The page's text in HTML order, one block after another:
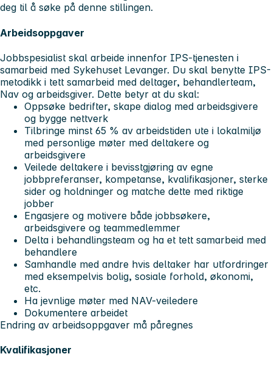
deg til å søke på denne stillingen.
Arbeidsoppgaver
Jobbspesialist skal arbeide innenfor IPS-tjenesten i
samarbeid med Sykehuset Levanger. Du skal benytte IPS-
metodikk i tett samarbeid med deltager, behandlerteam,
Nav og arbeidsgiver. Dette betyr at du skal:
Oppsøke bedrifter, skape dialog med arbeidsgivere
og bygge nettverk
Tilbringe minst 65 % av arbeidstiden ute i lokalmiljø
med personlige møter med deltakere og
arbeidsgivere
Veilede deltakere i bevisstgjøring av egne
jobbpreferanser, kompetanse, kvalifikasjoner, sterke
sider og holdninger og matche dette med riktige
jobber
Engasjere og motivere både jobbsøkere,
arbeidsgivere og teammedlemmer
Delta i behandlingsteam og ha et tett samarbeid med
behandlere
Samhandle med andre hvis deltaker har utfordringer
med eksempelvis bolig, sosiale forhold, økonomi,
etc.
Ha jevnlige møter med NAV-veiledere
Dokumentere arbeidet
Endring av arbeidsoppgaver må påregnes
Kvalifikasjoner